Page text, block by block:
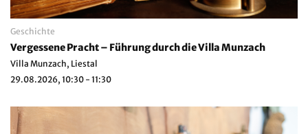
Geschichte
Vergessene Pracht – Führung durch die Villa Munzach
Villa Munzach, Liestal
29.08.2026, 10:30 - 11:30